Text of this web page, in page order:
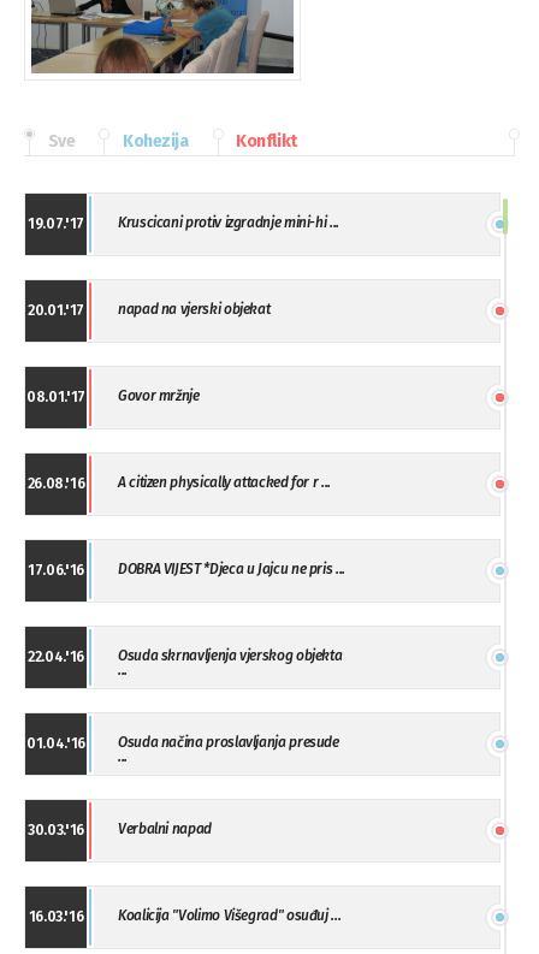
Sve Kohezija Konflikt
19.07.'17 Kruscicani protiv izgradnje mini-hi ...
20.01.'17 napad na vjerski objekat
08.01.'17 Govor mržnje
26.08.'16 A citizen physically attacked for r ...
17.06.'16 DOBRA VIJEST *Djeca u Jajcu ne pris ...
22.04.'16
Osuda skrnavljenja vjerskog objekta
...
01.04.'16
Osuda načina proslavljanja presude
...
30.03.'16 Verbalni napad
16.03.'16 Koalicija "Volimo Višegrad" osuđuj ...